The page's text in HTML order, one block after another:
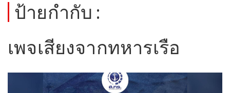
ป้ายกำกับ :
เพจเสียงจากทหารเรือ